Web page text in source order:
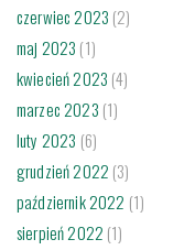
czerwiec 2023 (2)
maj 2023 (1)
kwiecień 2023 (4)
marzec 2023 (1)
luty 2023 (6)
grudzień 2022 (3)
październik 2022 (1)
sierpień 2022 (1)